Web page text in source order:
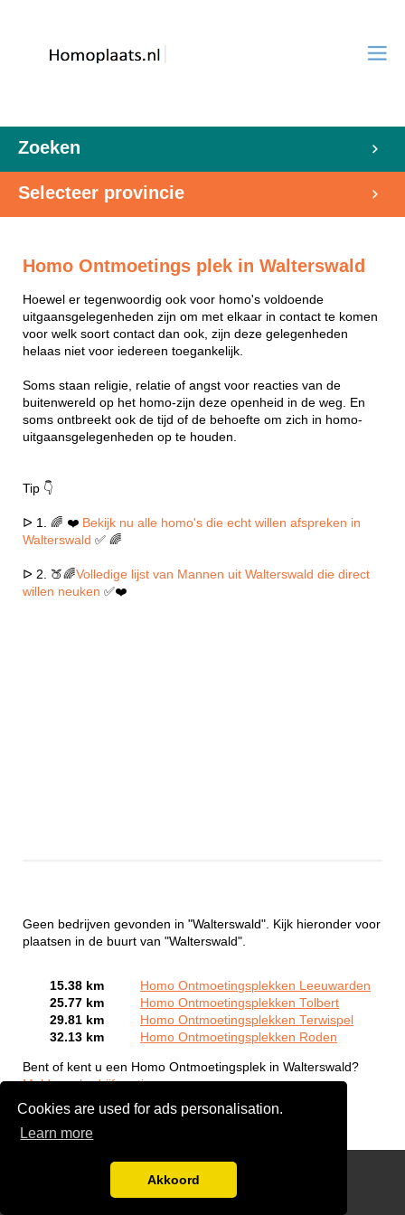
Cookies are used for ads personalisation.
Learn more
Akkoord
Zoeken
Selecteer provincie
Homo Ontmoetings plek in Walterswald
Hoewel er tegenwoordig ook voor homo's voldoende
uitgaansgelegenheden zijn om met elkaar in contact te komen
voor welk soort contact dan ook, zijn deze gelegenheden
helaas niet voor iedereen toegankelijk.
Soms staan religie, relatie of angst voor reacties van de
buitenwereld op het homo-zijn deze openheid in de weg. En
soms ontbreekt ook de tijd of de behoefte om zich in homo-
uitgaansgelegenheden op te houden.
Tip 👇
ᐅ 1. 🌈 ❤️ Bekijk nu alle homo's die echt willen afspreken in
Walterswald ✅ 🌈
ᐅ 2. 🍑🌈Volledige lijst van Mannen uit Walterswald die direct
willen neuken ✅❤️
Geen bedrijven gevonden in "Walterswald". Kijk hieronder voor
plaatsen in de buurt van "Walterswald".
15.38 km
Homo Ontmoetingsplekken Leeuwarden
25.77 km
Homo Ontmoetingsplekken Tolbert
29.81 km
Homo Ontmoetingsplekken Terwispel
32.13 km
Homo Ontmoetingsplekken Roden
Bent of kent u een Homo Ontmoetingsplek in Walterswald?
Meld een bedrijf gratis aan